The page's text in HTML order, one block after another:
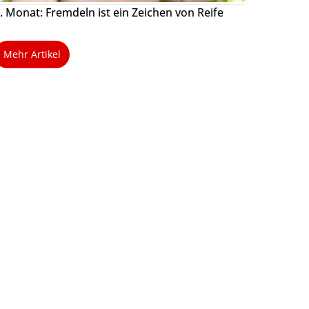
Monat: Fremdeln ist ein Zeichen von Reife
Mehr Artikel